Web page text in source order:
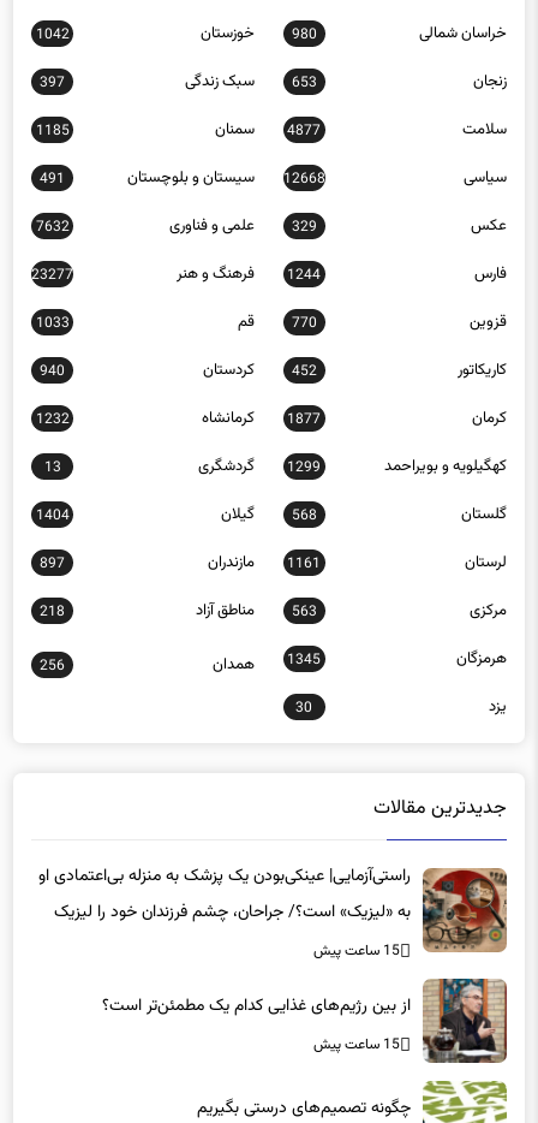
خراسان شمالی 980 خوزستان 1042
زنجان 653 سبک زندگی 397
سلامت 4877 سمنان 1185
سیاسی 12668 سیستان و بلوچستان 491
عکس 329 علمی و فناوری 7632
فارس 1244 فرهنگ و هنر 23277
قزوین 770 قم 1033
کاریکاتور 452 کردستان 940
کرمان 1877 کرمانشاه 1232
کهگیلویه و بویراحمد 1299 گردشگری 13
گلستان 568 گیلان 1404
لرستان 1161 مازندران 897
مرکزی 563 مناطق آزاد 218
هرمزگان 1345 همدان 256
یزد 30
جدیدترین مقالات
راستی‌آزمایی| عینکی‌بودن یک پزشک به منزله بی‌اعتمادی او
به «لیزیک» است؟/ جراحان، چشم فرزندان خود را لیزیک
می‌کنند؟
15 ساعت پیش
از بین رژیم‌های غذایی کدام یک مطمئن‌تر است؟‌
15 ساعت پیش
چگونه تصمیم‌های درستی بگیریم